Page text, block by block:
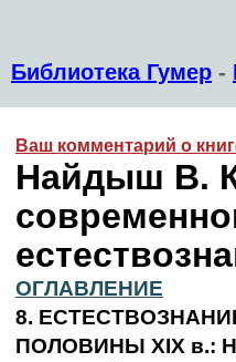
Библиотека Гумер -
Ваш комментарий о
Найдыш В.
ОГЛАВЛЕНИЕ
8.
ПОЛОВИНЫ XIX в.: